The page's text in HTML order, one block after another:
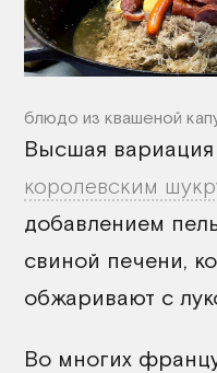
блюдо из квашеной
Высшая
королевским
добавлением
свиной печени,
обжаривают с
Во многих